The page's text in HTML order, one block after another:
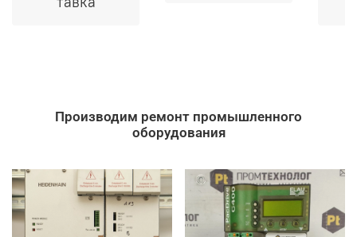
Производим ремонт промышленного
оборудования